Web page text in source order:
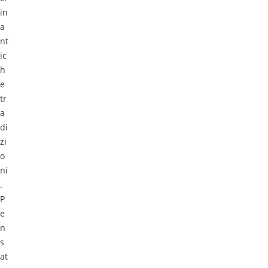
in
a
nt
ic
h
e
tr
a
di
zi
o
ni
.
P
e
n
s
at